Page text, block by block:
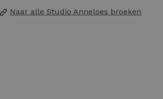
Naar alle Studio Anneloes broeken